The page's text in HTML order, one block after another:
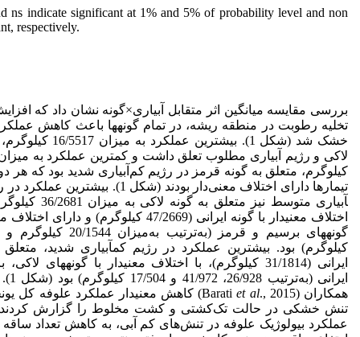
ns indicate significant at 1% and 5% of probability level and non
respectively.
بررسی مقایسه میانگین اثر متقابل آبیاری×گونه نشان داد که
تخلیه رطوبت در منطقه ریشه، در تمام گونه­ها باعث کاهش
خشک شد (شکل 1). بیشترین عملکرد
کیلوگرم، متعلق به گونه قرمز در رژیم کم‌آبیاری شدید بود که هر
آبیاری متوسط نیز متعلق به
اختلاف معنی­دار با گونه ایرانی (47/2669 کیلوگرم) و دارای
کیلوگرم) بود. بیشترین عملکرد در رژیم کم­آبیاری شدید، متعلق
ایرانی (31/1814 کیلوگرم)، با اختلاف معنی­دار با گونه­های
ایرانی
همکاران (Barati
et al
., 2015) کاهش معنی­دار عملکرد علوفه کل
تنش خشکی در حالت تک‌کشتی و کشت مخلوط را گزارش
عملکرد بیولوژیک علوفه در تنش‌های کم آبی، به کاهش تعداد ساقه